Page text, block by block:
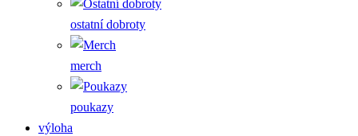
ostatní dobroty
merch
poukazy
výloha